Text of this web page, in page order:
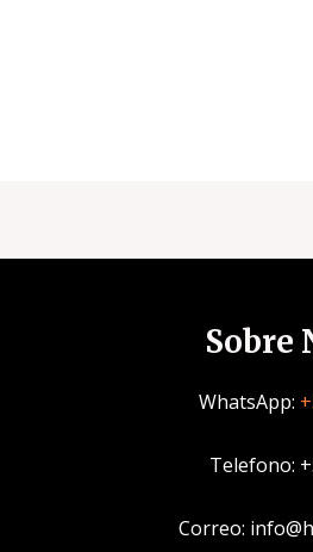
Sobre
WhatsApp:
Telefono:
Correo: